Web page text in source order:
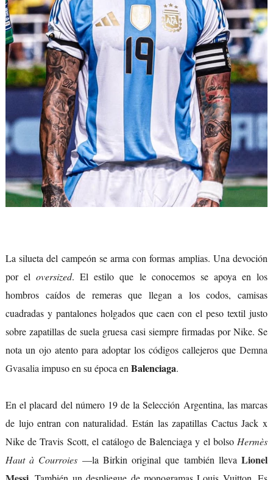
La silueta del campeón se arma con formas amplias. Una devoción
por eloversized. El estilo que le conocemos se apoya en los
hombros caídos de remeras que llegan a los codos, camisas
cuadradas y pantalones holgados que caen con el peso textil justo
sobre zapatillas de suela gruesa casi siempre firmadas por Nike. Se
nota un ojo atento para adoptar los códigos callejeros queDemna
Gvasaliaimpuso en su época enBalenciaga.
En el placard del número 19 de la Selección Argentina, las marcas
de lujo entran con naturalidad. Están las zapatillas Cactus Jack x
Nike de Travis Scott, el catálogo de Balenciaga y el bolsoHermès
Haut à Courroies —la Birkin original que también llevaLionel